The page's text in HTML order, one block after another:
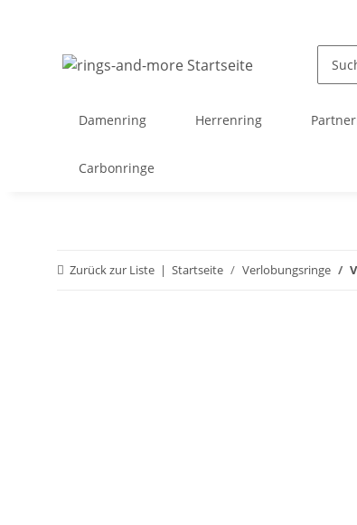
Damenring Herrenring
Carbonringe
Zurück zur Liste Startseite Verlobungsringe